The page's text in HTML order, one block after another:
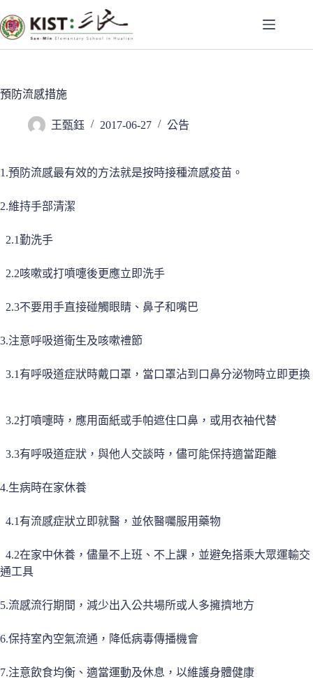
至
主
容
預防流感措施
王甄鈺 2017-06-27 公告
1.預防流感最有效的方法就是按時接種流感疫苗。
2.維持手部清潔
2.1勤洗手
2.2咳嗽或打噴嚏後更應立即洗手
2.3不要用手直接碰觸眼睛、鼻子和嘴巴
3.注意呼吸道衛生及咳嗽禮節
3.1有呼吸道症狀時戴口罩，當口罩沾到口鼻分泌物時立即更換
3.2打噴嚏時，應用面紙或手帕遮住口鼻，或用衣袖代替
3.3有呼吸道症狀，與他人交談時，儘可能保持適當距離
4.生病時在家休養
4.1有流感症狀立即就醫，並依醫囑服用藥物
4.2在家中休養，儘量不上班、不上課，並避免搭乘大眾運輸交
通工具
5.流感流行期間，減少出入公共場所或人多擁擠地方
6.保持室內空氣流通，降低病毒傳播機會
7.注意飲食均衡、適當運動及休息，以維護身體健康